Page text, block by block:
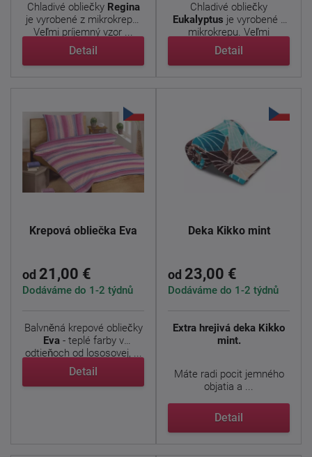
Chladivé obliečky Regina
je vyrobené z mikrokrepu.
Veľmi príjemný vzor ...
Detail
Chladivé obliečky
Eukalyptus je vyrobené z
mikrokrepu. Veľmi
príjemný ...
Detail
Krepová obliečka Eva
od 21,00 €
Dodáváme do 1-2 týdnů
Balvněná krepové obliečky
Eva- teplé farby v
odtieňoch od lososovej, ...
Detail
Deka Kikko mint
od 23,00 €
Dodáváme do 1-2 týdnů
Extra hrejivá deka Kikko
mint.
Máte radi pocit jemného
objatia a ...
Detail